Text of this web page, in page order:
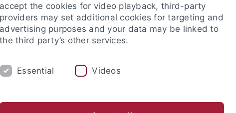
INTERNATIONAL
accept the cookies for video playback, third-party
providers may set additional cookies for targeting and
advertising purposes and your data may be linked to
the third party’s other services.
Essential Videos